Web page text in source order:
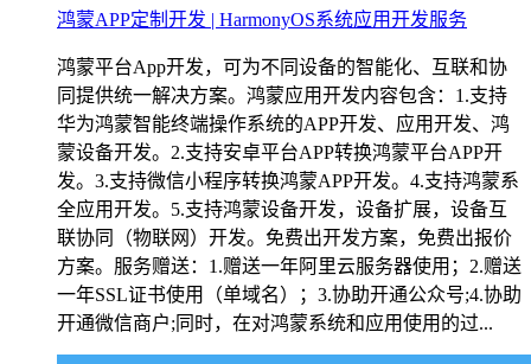
鸿蒙APP定制开发 | HarmonyOS系统应用开发服务
鸿蒙平台App开发，可为不同设备的智能化、互联和协
同提供统一解决方案。鸿蒙应用开发内容包含：1.支持
华为鸿蒙智能终端操作系统的APP开发、应用开发、鸿
蒙设备开发。2.支持安卓平台APP转换鸿蒙平台APP开
发。3.支持微信小程序转换鸿蒙APP开发。4.支持鸿蒙系
全应用开发。5.支持鸿蒙设备开发，设备扩展，设备互
联协同（物联网）开发。免费出开发方案，免费出报价
方案。服务赠送：1.赠送一年阿里云服务器使用；2.赠送
一年SSL证书使用（单域名）；3.协助开通公众号;4.协助
开通微信商户;同时，在对鸿蒙系统和应用使用的过...